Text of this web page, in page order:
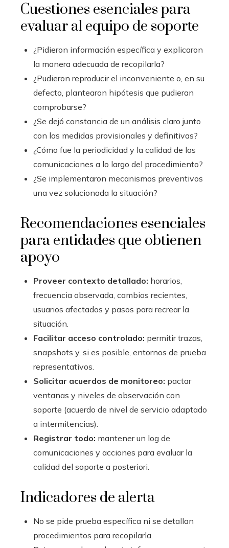
Cuestiones esenciales para
evaluar al equipo de soporte
¿Pidieron información específica y explicaron
la manera adecuada de recopilarla?
¿Pudieron reproducir el inconveniente o, en su
defecto, plantearon hipótesis que pudieran
comprobarse?
¿Se dejó constancia de un análisis claro junto
con las medidas provisionales y definitivas?
¿Cómo fue la periodicidad y la calidad de las
comunicaciones a lo largo del procedimiento?
¿Se implementaron mecanismos preventivos
una vez solucionada la situación?
Recomendaciones esenciales
para entidades que obtienen
apoyo
Proveer contexto detallado: horarios,
frecuencia observada, cambios recientes,
usuarios afectados y pasos para recrear la
situación.
Facilitar acceso controlado: permitir trazas,
snapshots y, si es posible, entornos de prueba
representativos.
Solicitar acuerdos de monitoreo: pactar
ventanas y niveles de observación con
soporte (acuerdo de nivel de servicio adaptado
a intermitencias).
Registrar todo: mantener un log de
comunicaciones y acciones para evaluar la
calidad del soporte a posteriori.
Indicadores de alerta
No se pide prueba específica ni se detallan
procedimientos para recopilarla.